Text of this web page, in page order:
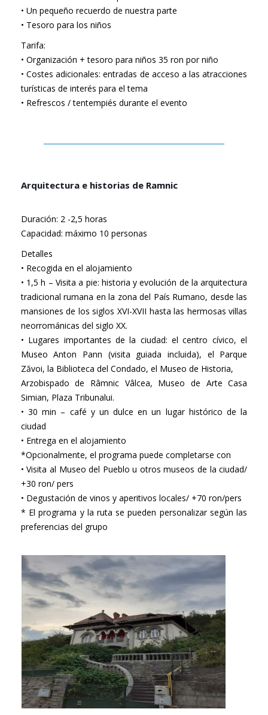
• Un pequeño recuerdo de nuestra parte
• Tesoro para los niños
Tarifa:
• Organización + tesoro para niños 35 ron por niño
• Costes adicionales: entradas de acceso a las atracciones
turísticas de interés para el tema
• Refrescos / tentempiés durante el evento
Arquitectura e historias de Ramnic
Duración: 2 -2,5 horas
Capacidad: máximo 10 personas
Detalles
• Recogida en el alojamiento
• 1,5 h – Visita a pie: historia y evolución de la arquitectura
tradicional rumana en la zona del País Rumano, desde las
mansiones de los siglos XVI-XVII hasta las hermosas villas
neorrománicas del siglo XX.
• Lugares importantes de la ciudad: el centro cívico, el
Museo Anton Pann (visita guiada incluida), el Parque
Zăvoi, la Biblioteca del Condado, el Museo de Historia,
Arzobispado de Râmnic Vâlcea, Museo de Arte Casa
Simian, Plaza Tribunalui.
• 30 min – café y un dulce en un lugar histórico de la
ciudad
• Entrega en el alojamiento
*Opcionalmente, el programa puede completarse con
• Visita al Museo del Pueblo u otros museos de la ciudad/
+30 ron/ pers
• Degustación de vinos y aperitivos locales/ +70 ron/pers
* El programa y la ruta se pueden personalizar según las
preferencias del grupo